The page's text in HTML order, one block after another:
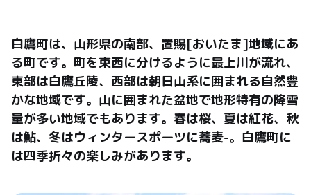
白鷹町は、山形県の南部、置賜[おいたま]地域にあ
る町です。町を東西に分けるように最上川が流れ、
東部は白鷹丘陵、西部は朝日山系に囲まれる自然豊
かな地域です。山に囲まれた盆地で地形特有の降雪
量が多い地域でもあります。春は桜、夏は紅花、秋
は鮎、冬はウィンタースポーツに蕎麦-。白鷹町に
は四季折々の楽しみがあります。